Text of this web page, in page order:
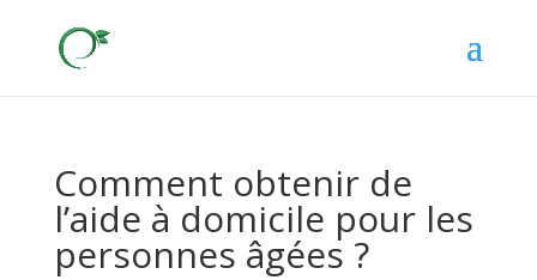
Comment obtenir de
l’aide à domicile pour les
personnes âgées ?